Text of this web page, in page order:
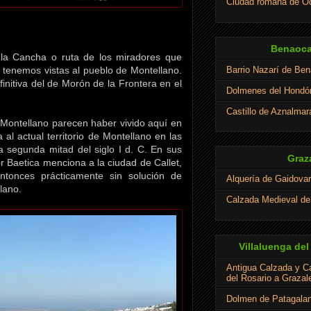
Cancha o ruta de los miradores que
vistas al pueblo de Montellano.
del de Morón de la Frontera en el
parecen haber vivido aquí en
al actual territorio de Montellano en las
segunda mitad del siglo I d. C. En sus
menciona a la ciudad de Callet,
prácticamente sin solución de
Barrio Nazarí de
Dolmenes del
Castillo de
Alquería de Gaidovar
Calzada Medieval
Villaluenga
Antigua Calzada y
del Rosario a
Dolmen de